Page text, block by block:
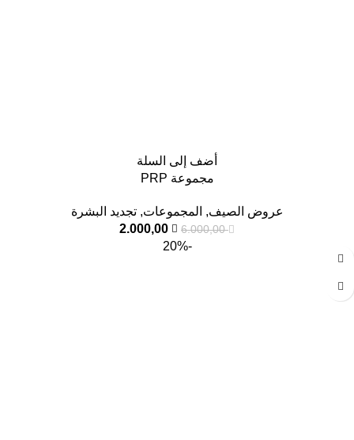
أضف إلى السلة
مجموعة PRP
عروض الصيف, المجموعات,تجديد البشرة
6.000,00
2.000,00
-20%